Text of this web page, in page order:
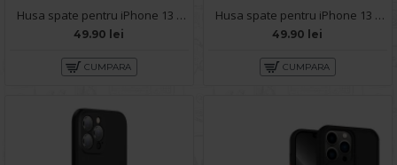
Husa spate pentru iPhone 13 Pro - Silicon Line Gri
49.90 lei
CUMPARA
Husa spate pentru iPhone 13 Pro - Zip Case Albastru
49.90 lei
CUMPARA